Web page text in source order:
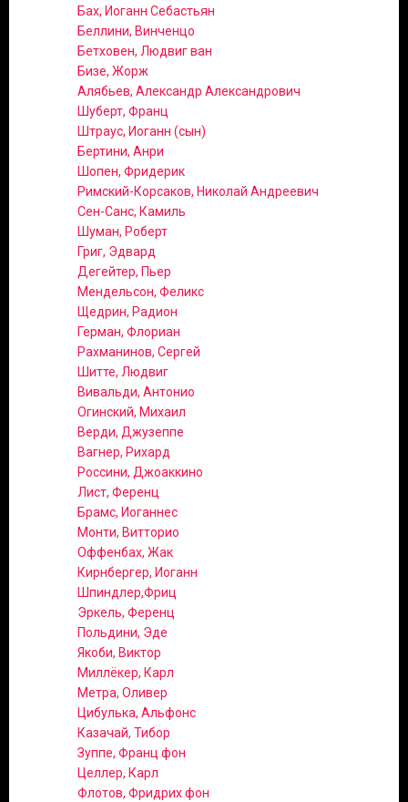
Бах, Иоганн Себастьян
Беллини, Винченцо
Бетховен, Людвиг ван
Бизе, Жорж
Алябьев, Александр Александрович
Шуберт, Франц
Штраус, Иоганн (сын)
Бертини, Анри
Шопен, Фридерик
Римский-Корсаков, Николай Андреевич
Сен-Санс, Камиль
Шуман, Роберт
Григ, Эдвард
Дегейтер, Пьер
Мендельсон, Феликс
Щедрин, Радион
Герман, Флориан
Рахманинов, Сергей
Шитте, Людвиг
Вивальди, Антонио
Огинский, Михаил
Верди, Джузеппе
Вагнер, Рихард
Россини, Джоаккино
Лист, Ференц
Брамс, Иоганнес
Монти, Витторио
Оффенбах, Жак
Кирнбергер, Иоганн
Шпиндлер,Фриц
Эркель, Ференц
Польдини, Эде
Якоби, Виктор
Миллёкер, Карл
Метра, Оливер
Цибулька, Альфонс
Казачай, Тибор
Зуппе, Франц фон
Целлер, Карл
Флотов, Фридрих фон